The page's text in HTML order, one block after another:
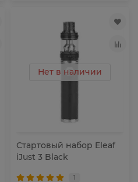
Нет в наличии
Стартовый набор Eleaf
iJust 3 Black
1